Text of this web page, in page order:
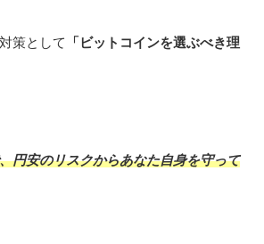
策として
「ビットコインを選ぶべき理
円安のリスクからあなた自身を守って